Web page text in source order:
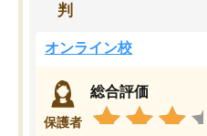
判
オンライン校
保護者
総合評価